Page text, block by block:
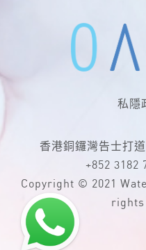
私隱
香港銅鑼灣告士打
+852 3182
Copyright © 2021
rights